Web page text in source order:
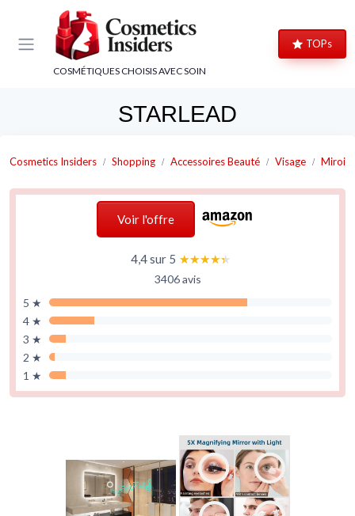
COSMÉTIQUES CHOISIS AVEC SOIN
TOPs
STARLEAD
Cosmetics Insiders Shopping Accessoires Beauté Visage Miroirs
Voir l'offre
4,4 sur 5 ★★★★★
★★★★★
3406 avis
5 ★
4 ★
3 ★
2 ★
1 ★
Panneau de gestion des cookies